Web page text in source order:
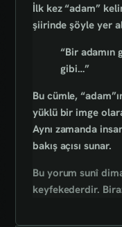
İlk kez “adam”
şiirinde şöyle yer
“Bir adamın
gibi…”
Bu cümle,
yüklü bir imge
Aynı zamanda
bakış açısı sunar.
Bu yorum sunî
keyfekederdir.